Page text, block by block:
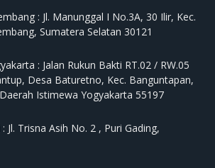
: Jl. Manunggal I No.3A, 30 Ilir, Kec.
Sumatera Selatan 30121
: Jalan Rukun Bakti RT.02 / RW.05
Desa Baturetno, Kec. Banguntapan,
Istimewa Yogyakarta 55197
Jl. Trisna Asih No. 2 , Puri Gading,